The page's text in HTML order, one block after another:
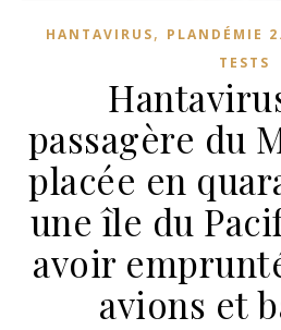
HANTAVIRUS, PLANDÉMIE
TESTS
passagère du
placée en
une île du
avoir
avions et